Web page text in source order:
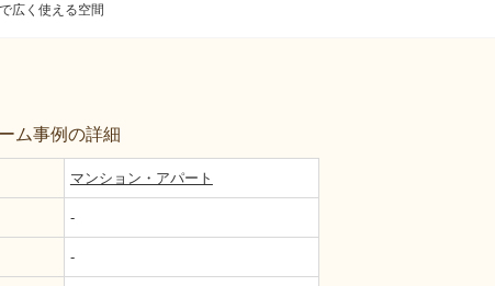
広く使える空間
ム事例の詳細
マンション・アパート
-
-